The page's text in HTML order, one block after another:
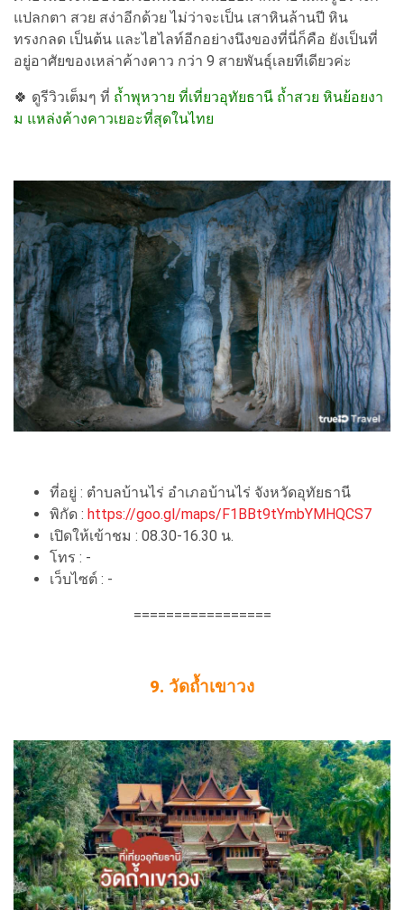
แปลกตา สวย สง่าอีกด้วย ไม่ว่าจะเป็น เสาหินล้านปี หิน
ทรงกลด เป็นต้น และไฮไลท์อีกอย่างนึงของที่นี่ก็คือ ยังเป็นที่
อยู่อาศัยของเหล่าค้างคาว กว่า 9 สายพันธุ์เลยทีเดียวค่ะ
🍀 ดูรีวิวเต็มๆ ที่ ถ้ำพุหวาย ที่เที่ยวอุทัยธานี ถ้ำสวย หินย้อยงา
ม แหล่งค้างคาวเยอะที่สุดในไทย
ที่อยู่ : ตำบลบ้านไร่ อำเภอบ้านไร่ จังหวัดอุทัยธานี
พิกัด : https://goo.gl/maps/F1BBt9tYmbYMHQCS7
เปิดให้เข้าชม : 08.30-16.30 น.
โทร : -
เว็บไซต์ : -
=================
9. วัดถ้ำเขาวง